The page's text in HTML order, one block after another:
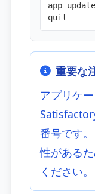
quit
重要な
アプリケ
番号です
性がある
ください。